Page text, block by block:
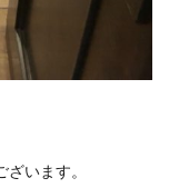
います。